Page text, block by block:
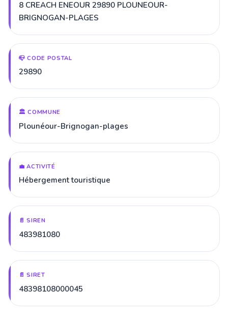
8 CREACH ENEOUR 29890 PLOUNEOUR-
BRIGNOGAN-PLAGES
📪 CODE POSTAL
29890
🏛️ COMMUNE
Plounéour-Brignogan-plages
💼 ACTIVITÉ
Hébergement touristique
📄 SIREN
483981080
📄 SIRET
48398108000045